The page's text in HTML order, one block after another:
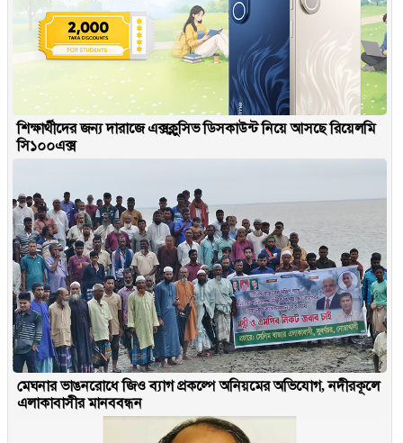
শিক্ষার্থীদের জন্য দারাজে এক্সক্লুসিভ ডিসকাউন্ট নিয়ে আসছে রিয়েলমি
সি১০০এক্স
মেঘনার ভাঙনরোধে জিও ব্যাগ প্রকল্পে অনিয়মের অভিযোগ, নদীরকূলে
এলাকাবাসীর মানববন্ধন